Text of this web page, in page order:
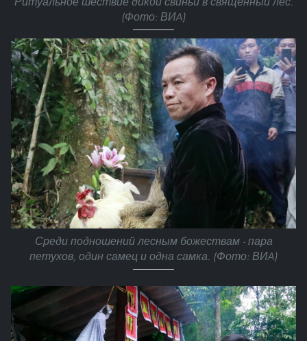
(Фото: ВИA)
Среди подношений лесным божествам - пара
петухов, один самец и одна самка. (Фото: ВИA)